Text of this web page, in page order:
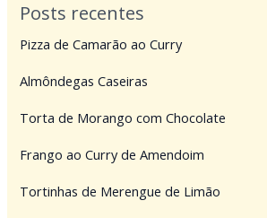
Posts recentes
Pizza de Camarão ao Curry
Almôndegas Caseiras
Torta de Morango com Chocolate
Frango ao Curry de Amendoim
Tortinhas de Merengue de Limão